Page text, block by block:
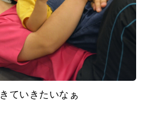
ていきたいなぁ